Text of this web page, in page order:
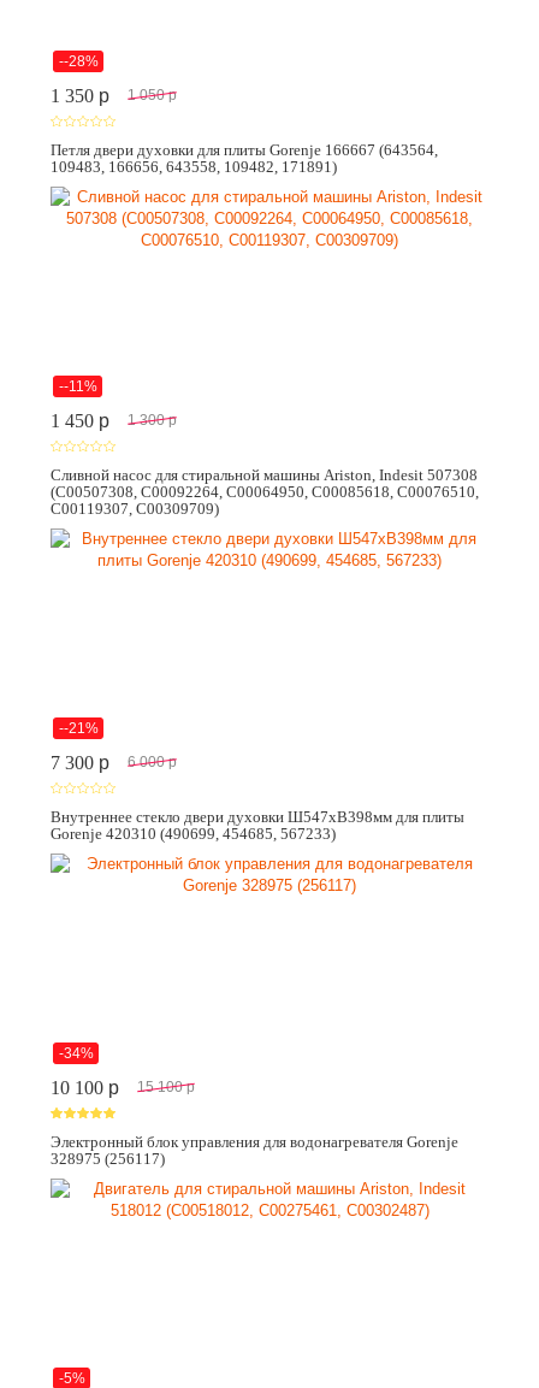
--28%
1 350 p 1 050 p
Петля двери духовки для плиты Gorenje 166667 (643564,
109483, 166656, 643558, 109482, 171891)
--11%
1 450 p 1 300 p
Сливной насос для стиральной машины Ariston, Indesit 507308
(C00507308, C00092264, C00064950, C00085618, C00076510,
C00119307, C00309709)
--21%
7 300 p 6 000 p
Внутреннее стекло двери духовки Ш547хВ398мм для плиты
Gorenje 420310 (490699, 454685, 567233)
-34%
10 100 p 15 100 p
Электронный блок управления для водонагревателя Gorenje
328975 (256117)
-5%